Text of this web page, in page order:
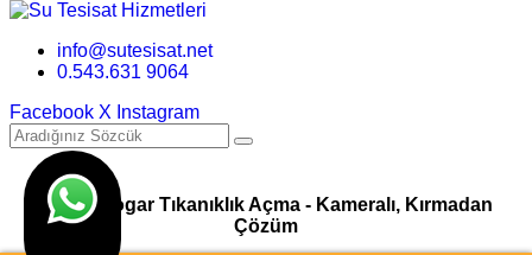
info@sutesisat.net
0.543.631 9064
Facebook X Instagram
Pimaş Logar Tıkanıklık Açma - Kameralı, Kırmadan
Çözüm